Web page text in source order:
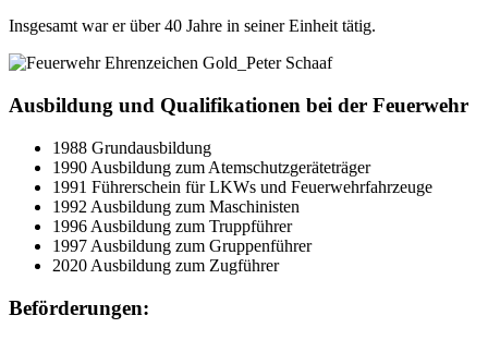
Insgesamt war er über 40 Jahre in seiner Einheit tätig.
Ausbildung und Qualifikationen bei der Feuerwehr
1988 Grundausbildung
1990 Ausbildung zum Atemschutzgeräteträger
1991 Führerschein für LKWs und Feuerwehrfahrzeuge
1992 Ausbildung zum Maschinisten
1996 Ausbildung zum Truppführer
1997 Ausbildung zum Gruppenführer
2020 Ausbildung zum Zugführer
Beförderungen: